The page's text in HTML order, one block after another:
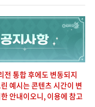
통합 후에도 변동되지
예시는 콘텐츠 시간이 변
안내이오니, 이용에 참고